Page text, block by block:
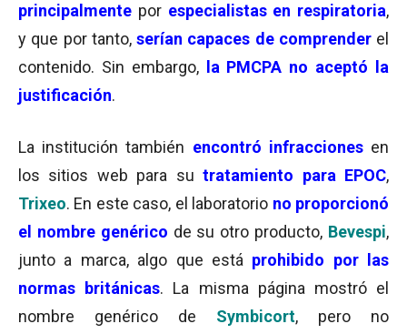
principalmente por especialistas en respiratoria,
y que por tanto, serían capaces de comprenderel
contenido. Sin embargo,la PMCPA no aceptó la
justificación.
La institución también encontró infraccionesen
los sitios web para sutratamiento para EPOC,
Trixeo. En este caso, e l laboratorio no proporcionó
el nombre genérico de su otro producto, Bevespi,
junto a marca, algo que está prohibido por las
normas británicas. La misma página mostró el
nombre genérico de Symbicort, pero no